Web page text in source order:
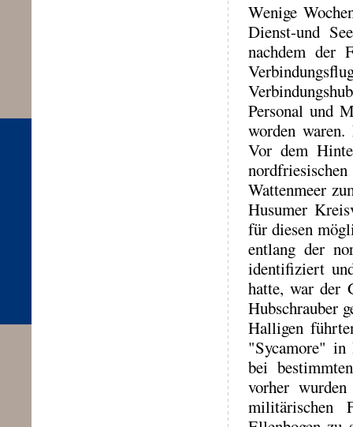
Wenige
Dienst-und
nachdem der
Personal und
worden
Vor dem
Wattenmeer
Husumer
für diesen
entlang der
identifiziert
hatte, war der
Hubschrauber
Halligen
"Sycamore" in
bei
vorher
militärischen